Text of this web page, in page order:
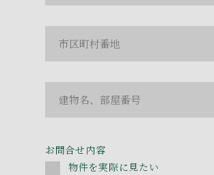
お問合せ内容
物件を実際に見たい